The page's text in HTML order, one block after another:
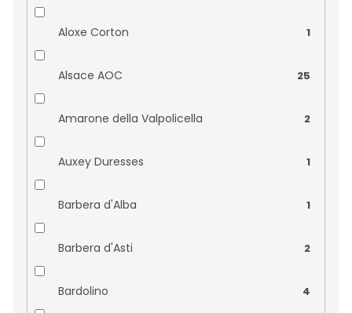
Aldea 0
Anne de Joyeuse 0
Aymar 0
Azienda Agricola Humar 0
Bartoli Giusti 0
Bernard Magrez 0
Bodegas el Cidacos 0
Aloxe Corton 1
Alsace AOC 25
Amarone della Valpolicella 2
Auxey Duresses 1
Barbera d'Alba 1
Barbera d'Asti 2
Bardolino 4